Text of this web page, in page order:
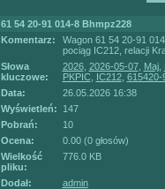
61 54 20-91 014-8 Bhmpz228
Komentarz:
Wagon 61 54 20-91
pociąg IC212, relacji
Słowa
kluczowe:
2026, 2026-05-07, Maj,
PKPIC, IC212, 615420-
Data:
26.05.2026 16:38
Wyświetleń:
147
Pobrań:
10
Ocena:
0.00 (0 głosów)
Wielkość
pliku:
776.0 KB
Dodał: admin